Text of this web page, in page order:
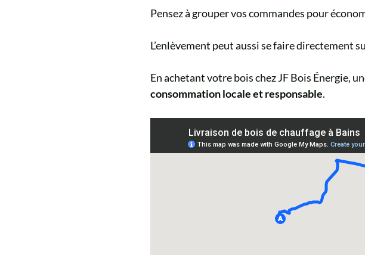
Pensez à grouper vos commandes pour
L’enlèvement peut aussi se faire directement
En achetant votre bois chez JF Bois Énergie,
consommation locale et responsable.